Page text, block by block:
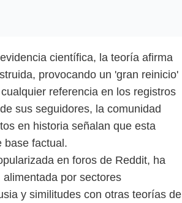
científica, la teoría afirma
provocando un 'gran reinicio'
referencia en los registros
sus seguidores, la comunidad
en historia señalan que esta
base factual.
en foros de Reddit, ha
por sectores
y similitudes con otras teorías de